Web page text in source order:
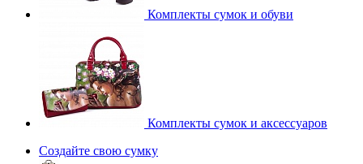
Комплекты сумок и обуви
Комплекты сумок и аксессуаров
Создайте свою сумку